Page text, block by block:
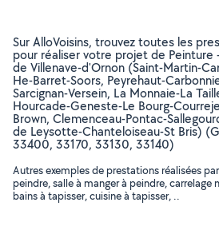
Sur AlloVoisins, trouvez toutes les
pour réaliser votre projet de Peinture
de Villenave-d'Ornon (Saint-Martin-
He-Barret-Soors, Peyrehaut-
Sarcignan-Versein, La Monnaie-La
Hourcade-Geneste-Le Bourg-
Brown, Clemenceau-Pontac-
de Leysotte-Chanteloiseau-St Bris)
33400, 33170, 33130, 33140)
Autres exemples de prestations réalisées
peindre, salle à manger à peindre, carrelage
bains à tapisser, cuisine à tapisser, ..